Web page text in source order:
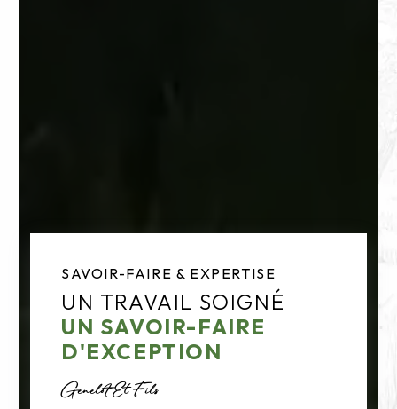
SAVOIR-FAIRE & EXPERTISE
UN TRAVAIL SOIGNÉ
UN SAVOIR-FAIRE
D'EXCEPTION
Genelot Et Fils